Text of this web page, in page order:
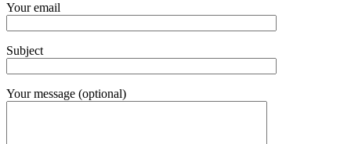
Your email
Subject
Your message (optional)